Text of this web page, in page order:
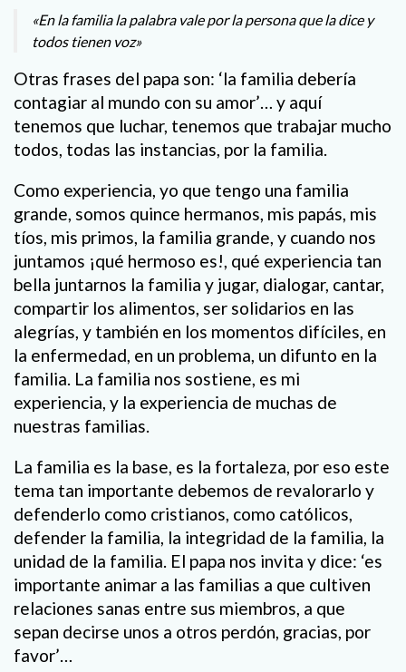
«En la familia la palabra vale por la persona que la dice y
todos tienen voz»
Otras frases del papa son: ‘la familia debería
contagiar al mundo con su amor’… y aquí
tenemos que luchar, tenemos que trabajar mucho
todos, todas las instancias, por la familia.
Como experiencia, yo que tengo una familia
grande, somos quince hermanos, mis papás, mis
tíos, mis primos, la familia grande, y cuando nos
juntamos ¡qué hermoso es!, qué experiencia tan
bella juntarnos la familia y jugar, dialogar, cantar,
compartir los alimentos, ser solidarios en las
alegrías, y también en los momentos difíciles, en
la enfermedad, en un problema, un difunto en la
familia. La familia nos sostiene, es mi
experiencia, y la experiencia de muchas de
nuestras familias.
La familia es la base, es la fortaleza, por eso este
tema tan importante debemos de revalorarlo y
defenderlo como cristianos, como católicos,
defender la familia, la integridad de la familia, la
unidad de la familia. El papa nos invita y dice: ‘es
importante animar a las familias a que cultiven
relaciones sanas entre sus miembros, a que
sepan decirse unos a otros perdón, gracias, por
favor’…